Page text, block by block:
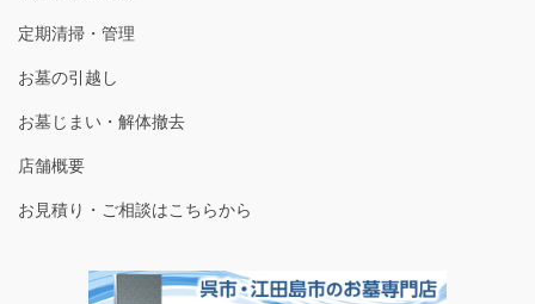
定期清掃・管理
お墓の引越し
お墓じまい・解体撤去
店舗概要
お見積り・ご相談はこちらから